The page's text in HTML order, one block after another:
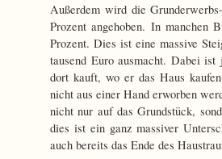
Außerdem wird die
Prozent angehoben. In manchen
Prozent. Dies ist eine massive
tausend Euro ausmacht. Dabei
dort kauft, wo er das Haus
nicht aus einer Hand erworben
nicht nur auf das Grundstück,
dies ist ein ganz massiver
auch bereits das Ende des